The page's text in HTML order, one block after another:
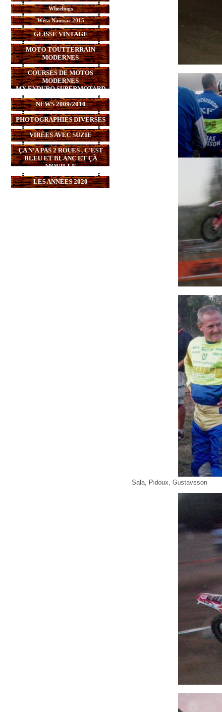
Wheelings
Wéta Naussac 2015
GLISSE VINTAGE
MOTO TOUTTERRAIN
MODERNES
COURSES DE MOTOS
MODERNES
MX,ENDURO,SUPERMOTARD
NEWS 2009/2010
PHOTOGRAPHIES DIVERSES
VIRÉES AVEC SUZIE
ÇA N’A PAS 2 ROUES , C’EST
BLEU ET BLANC ET ÇÀ
MOUILLE
LES ANNÉES 2020
Sala, Pidoux, Gustavsson